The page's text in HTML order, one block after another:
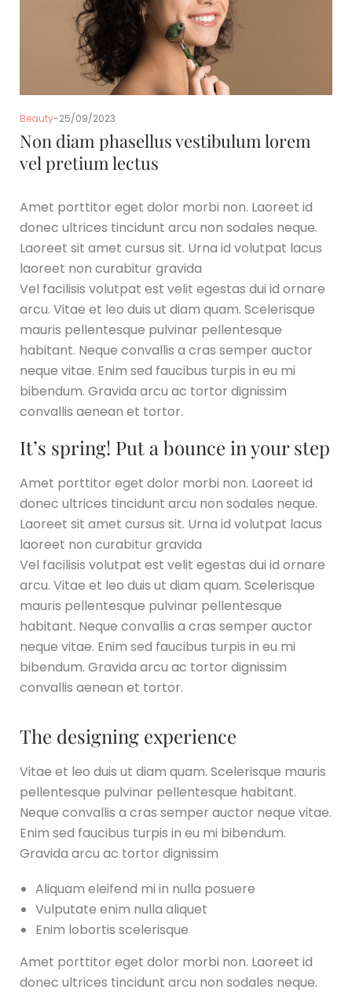
Beauty 25/09/2023
Non diam phasellus vestibulum lorem
vel pretium lectus
Amet porttitor eget dolor morbi non. Laoreet id
donec ultrices tincidunt arcu non sodales neque.
Laoreet sit amet cursus sit. Urna id volutpat lacus
laoreet non curabitur gravida
Vel facilisis volutpat est velit egestas dui id ornare
arcu. Vitae et leo duis ut diam quam. Scelerisque
mauris pellentesque pulvinar pellentesque
habitant. Neque convallis a cras semper auctor
neque vitae. Enim sed faucibus turpis in eu mi
bibendum. Gravida arcu ac tortor dignissim
convallis aenean et tortor.
It’s spring! Put a bounce in your step
Amet porttitor eget dolor morbi non. Laoreet id
donec ultrices tincidunt arcu non sodales neque.
Laoreet sit amet cursus sit. Urna id volutpat lacus
laoreet non curabitur gravida
Vel facilisis volutpat est velit egestas dui id ornare
arcu. Vitae et leo duis ut diam quam. Scelerisque
mauris pellentesque pulvinar pellentesque
habitant. Neque convallis a cras semper auctor
neque vitae. Enim sed faucibus turpis in eu mi
bibendum. Gravida arcu ac tortor dignissim
convallis aenean et tortor.
The designing experience
Vitae et leo duis ut diam quam. Scelerisque mauris
pellentesque pulvinar pellentesque habitant.
Neque convallis a cras semper auctor neque vitae.
Enim sed faucibus turpis in eu mi bibendum.
Gravida arcu ac tortor dignissim
Aliquam eleifend mi in nulla posuere
Vulputate enim nulla aliquet
Enim lobortis scelerisque
Amet porttitor eget dolor morbi non. Laoreet id
donec ultrices tincidunt arcu non sodales neque.